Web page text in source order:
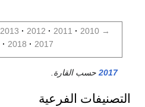
→
2010
2011
2012
2013
2017
2018
2017 حسب القارة.
التصنيفات الفرعية